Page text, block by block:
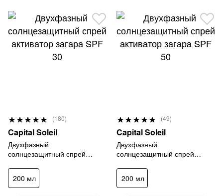
Р
е
й
т
и
9
7
%
(180)
Capital Soleil
Двухфазный
солнцезащитный спрей
200 мл
Р
е
й
т
и
1
0
0
%
(49)
Capital Soleil
Двухфазный
солнцезащитный спрей
200 мл